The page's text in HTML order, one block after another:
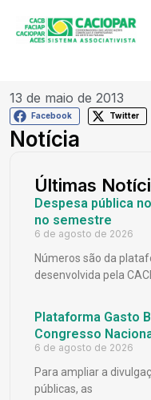
13 de maio de 2013
Facebook Twitter
Notícia
Últimas
Despesa pública
no semestre
6 de agosto de 2026
Números são da
desenvolvida pela
Plataforma Gasto
Congresso
6 de agosto de 2026
Para ampliar a
públicas, as